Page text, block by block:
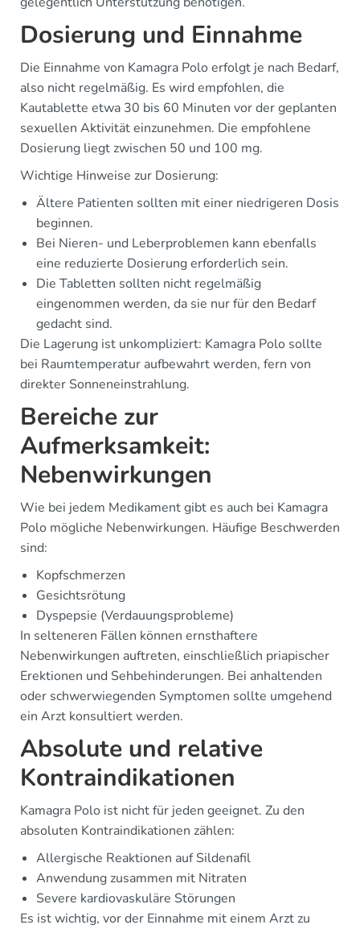
Dosierung und Einnahme
Die Einnahme von Kamagra Polo erfolgt je nach Bedarf,
also nicht regelmäßig. Es wird empfohlen, die
Kautablette etwa 30 bis 60 Minuten vor der geplanten
sexuellen Aktivität einzunehmen. Die empfohlene
Dosierung liegt zwischen 50 und 100 mg.
Wichtige Hinweise zur Dosierung:
Ältere Patienten sollten mit einer niedrigeren Dosis
beginnen.
Bei Nieren- und Leberproblemen kann ebenfalls
eine reduzierte Dosierung erforderlich sein.
Die Tabletten sollten nicht regelmäßig
eingenommen werden, da sie nur für den Bedarf
gedacht sind.
Die Lagerung ist unkompliziert: Kamagra Polo sollte
bei Raumtemperatur aufbewahrt werden, fern von
direkter Sonneneinstrahlung.
Bereiche zur
Aufmerksamkeit:
Nebenwirkungen
Wie bei jedem Medikament gibt es auch bei Kamagra
Polo mögliche Nebenwirkungen. Häufige Beschwerden
sind:
Kopfschmerzen
Gesichtsrötung
Dyspepsie (Verdauungsprobleme)
In selteneren Fällen können ernsthaftere
Nebenwirkungen auftreten, einschließlich priapischer
Erektionen und Sehbehinderungen. Bei anhaltenden
oder schwerwiegenden Symptomen sollte umgehend
ein Arzt konsultiert werden.
Absolute und relative
Kontraindikationen
Kamagra Polo ist nicht für jeden geeignet. Zu den
absoluten Kontraindikationen zählen:
Allergische Reaktionen auf Sildenafil
Anwendung zusammen mit Nitraten
Severe kardiovaskuläre Störungen
Es ist wichtig, vor der Einnahme mit einem Arzt zu